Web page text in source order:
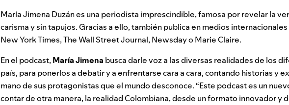
María Jimena Duzán es una periodista imprescindible, famosa por revelar la
carisma y sin tapujos. Gracias a ello, también publica en medios internacionales
New York Times, The Wall Street Journal, Newsday o Marie Claire.
En el podcast, MaríaJimena busca darle voz a las diversas realidades de los
país, para ponerlos a debatir y a enfrentarse cara a cara, contando historias y
mano de sus protagonistas que el mundo desconoce. “Este podcast es un
contar de otra manera, la realidad Colombiana, desde un formato innovador y